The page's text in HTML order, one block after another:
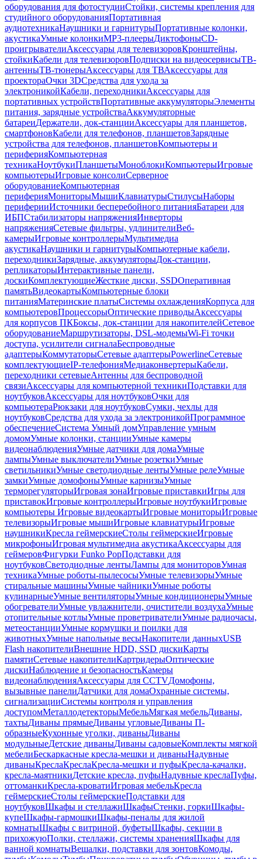
оборудования для фотостудииСтойки, системы крепления для
студийного оборудованияПортативная
аудиотехникаНаушники и гарнитурыПортативные колонки,
акустикаУмные колонкиMP3-плеерыДиктофоныCD-
проигрывателиАксессуары для телевизоровКронштейны,
стойкиКабели для телевизоровПодписки на видеосервисыТВ-
антенныТВ-тюнерыАксессуары для ТВАксессуары для
проектораОчки 3DСредства для ухода за
электроникойКабели, переходникиАксессуары для
портативных устройствПортативные аккумуляторыЭлементы
питания, зарядные устройстваАккумуляторные
батареиДержатели, док-станцииАксессуары для планшетов,
смартфоновКабели для телефонов, планшетовЗарядные
устройства для телефонов, планшетовКомпьютеры и
периферияКомпьютерная
техникаНоутбукиПланшетыМоноблокиКомпьютерыИгровые
компьютерыИгровые консолиСерверное
оборудованиеКомпьютерная
периферияМониторыМышиКлавиатурыСтилусыНаборы
периферииИсточники бесперебойного питанияБатареи для
ИБПСтабилизаторы напряженияИнверторы
напряженияСетевые фильтры, удлинителиВеб-
камерыИгровые контроллерыМультимедиа
акустикаНаушники и гарнитурыКомпьютерные кабели,
переходникиЗарядные, аккумуляторыДок-станции,
репликаторыИнтерактивные панели,
доскиКомплектующиеЖесткие диски, SSDОперативная
памятьВидеокартыКомпьютерные блоки
питанияМатеринские платыСистемы охлажденияКорпуса для
компьютеровПроцессорыОптические приводыАксессуары
для корпусов ПКБоксы, док-станции для накопителейСетевое
оборудованиеМаршрутизаторы, DSL-модемыWi-Fi точки
доступа, усилители сигналаБеспроводные
адаптерыКоммутаторыСетевые адаптерыPowerlineСетевые
комплектующиеIP-телефонияМедиаконвертерыКабели,
переходники сетевыеАнтенны для беспроводной
связиАксессуары для компьютерной техникиПодставки для
ноутбуковАксессуары для ноутбуковОчки для
компьютераРюкзаки для ноутбуковСумки, чехлы для
ноутбуковСредства для ухода за электроникойПрограммное
обеспечениеСистема Умный домУправление умным
домомУмные колонки, станцииУмные камеры
видеонаблюденияУмные датчики для домаУмные
лампыУмные выключателиУмные розеткиУмные
светильникиУмные светодиодные лентыУмные релеУмные
замкиУмные домофоныУмные карнизыУмные
терморегуляторыИгровая зонаИгровые приставкиИгры для
приставокИгровые контроллерыИгровые ноутбукиИгровые
компьютеры Игровые видеокартыИгровые мониторыИгровые
телевизорыИгровые мышиИгровые клавиатурыИгровые
наушникиКресла геймерскиеСтолы геймерскиеИгровые
микрофоныИгровая мультимедиа акустикаАксессуары для
геймеровФигурки Funko PopПодставки для
ноутбуковСветодиодные лентыЛампы для мониторовУмная
техникаУмные роботы-пылесосыУмные телевизорыУмные
стиральные машиныУмные чайникиУмные роботы
кулинарныеУмные вентиляторыУмные кондиционерыУмные
обогревателиУмные увлажнители, очистители воздухаУмные
отопительные котлыУмные проветривателиУмные радиочасы,
метеостанцииУмные кормушки и поилки для
животныхУмные напольные весыНакопители данныхUSB
Flash накопителиВнешние HDD, SSD дискиКарты
памятиСетевые накопителиКартридерыОптические
дискиНаблюдение и безопасностьКамеры
видеонаблюденияАксессуары для CCTVДомофоны,
вызывные панелиДатчики для домаОхранные системы,
сигнализацииСистемы контроля и управления
доступомМеталлодетекторыМебельМягкая мебельДиваны,
тахтыДиваны прямыеДиваны угловыеДиваны П-
образныеКухонные уголки, диваныДиваны
модульныеДетские диваныДиваны садовыеКомплекты мягкой
мебелиБескаркасные кресла-мешки и диваныНадувные
диваныКреслаКреслаКресла-мешки и пуфыКресла-качалки,
кресла-маятникиДетские кресла, пуфыНадувные креслаПуфы,
оттоманкиКресла-кроватиИгровая мебельКресла
геймерскиеСтолы геймерскиеПодставки для
ноутбуковШкафы и стеллажиШкафыСтенки, горкиШкафы-
купеШкафы-гармошкиШкафы-пеналы для жилой
комнатыШкафы с витриной, буфетыШкафы, секции в
прихожуюПолки, стеллажи, системы храненияШкафы для
ванной комнатыВешалки, подставки для зонтовКомоды,